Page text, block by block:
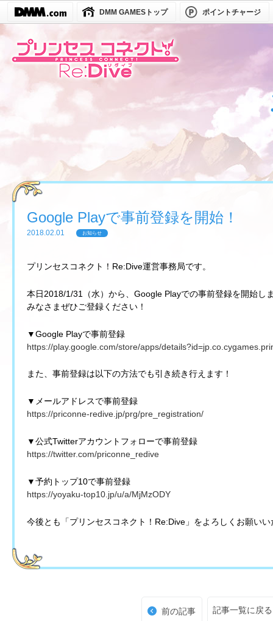
DMM GAMESトップ ポイントチャージ
Google Playで事前登録を開始！
2018.02.01 お知らせ
プリンセスコネクト！Re:Dive運営事務局です。
本日2018/1/31（水）から、Google Playでの事前登録を開始し
みなさまぜひご登録ください！
▼Google Playで事前登録
https://play.google.com/store/apps/
また、事前登録は以下の方法でも引き続き行えます！
▼メールアドレスで事前登録
https://priconne-redive.jp/prg/pre_registration/
▼公式Twitterアカウントフォローで事前登録
https://twitter.com/priconne_redive
▼予約トップ10で事前登録
https://yoyaku-top10.jp/u/a/MjMzODY
今後とも「プリンセスコネクト！Re:Dive」をよろしくお願いい
前の記事 記事一覧に戻る